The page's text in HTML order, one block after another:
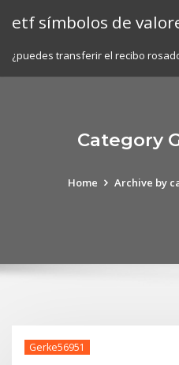
etf símbolos de
¿puedes transferir el recibo
Category
Home Archive by
Gerke56951